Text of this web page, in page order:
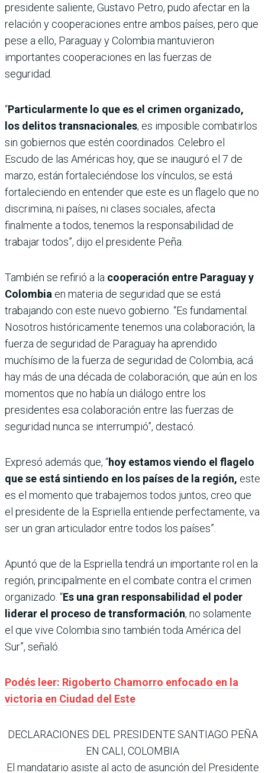
presidente saliente, Gustavo Petro, pudo afectar en la
relación y cooperaciones entre ambos países, pero que
pese a ello, Paraguay y Colombia mantuvieron
importantes cooperaciones en las fuerzas de
seguridad.
“Particularmente lo que es el crimen organizado,
los delitos transnacionales, es imposible combatirlos
sin gobiernos que estén coordinados. Celebro el
Escudo de las Américas hoy, que se inauguró el 7 de
marzo, están fortaleciéndose los vínculos, se está
fortaleciendo en entender que este es un flagelo que no
discrimina, ni países, ni clases sociales, afecta
finalmente a todos, tenemos la responsabilidad de
trabajar todos”, dijo el presidente Peña.
También se refirió a la cooperación entre Paraguay y
Colombia en materia de seguridad que se está
trabajando con este nuevo gobierno. “Es fundamental.
Nosotros históricamente tenemos una colaboración, la
fuerza de seguridad de Paraguay ha aprendido
muchísimo de la fuerza de seguridad de Colombia, acá
hay más de una década de colaboración, que aún en los
momentos que no había un diálogo entre los
presidentes esa colaboración entre las fuerzas de
seguridad nunca se interrumpió”, destacó.
Expresó además que, “hoy estamos viendo el flagelo
que se está sintiendo en los países de la región, este
es el momento que trabajemos todos juntos, creo que
el presidente de la Espriella entiende perfectamente, va
ser un gran articulador entre todos los países”.
Apuntó que de la Espriella tendrá un importante rol en la
región, principalmente en el combate contra el crimen
organizado. “Es una gran responsabilidad el poder
liderar el proceso de transformación, no solamente
el que vive Colombia sino también toda América del
Sur”, señaló.
Podés leer: Rigoberto Chamorro enfocado en la
victoria en Ciudad del Este
DECLARACIONES DEL PRESIDENTE SANTIAGO PEÑA
EN CALI, COLOMBIA
El mandatario asiste al acto de asunción del Presidente